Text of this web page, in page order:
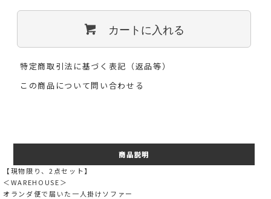
カートに入れる
特定商取引法に基づく表記（返品等）
この商品について問い合わせる
商品説明
【現物限り、2点セット】
＜WAREHOUSE＞
オランダ便で届いた一人掛けソファー